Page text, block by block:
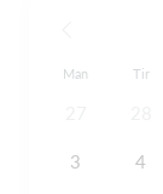
Man Tir
3 4